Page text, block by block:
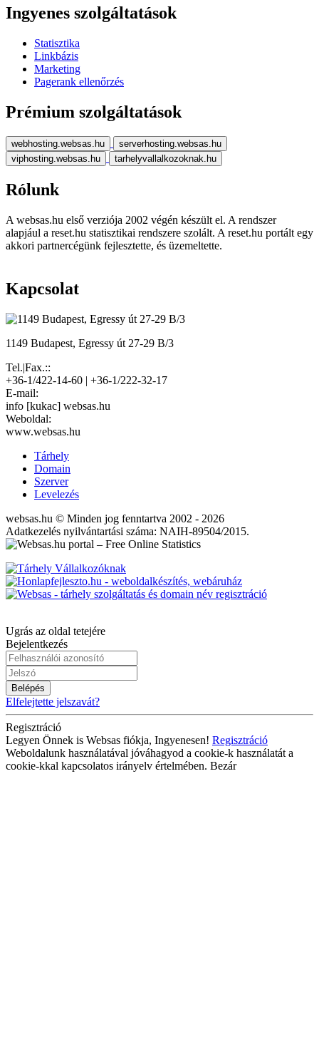
Ingyenes szolgáltatások
Statisztika
Linkbázis
Marketing
Pagerank ellenőrzés
Prémium szolgáltatások
webhosting.websas.hu
serverhosting.websas.hu
viphosting.websas.hu
tarhelyvallalkozoknak.hu
Rólunk
A websas.hu első verziója 2002 végén készült el. A rendszer
alapjául a reset.hu statisztikai rendszere szolált. A reset.hu portált egy
akkori partnercégünk fejlesztette, és üzemeltette.
Kapcsolat
1149 Budapest, Egressy út 27-29 B/3
Tel.|Fax.::
+36-1/422-14-60 | +36-1/222-32-17
E-mail:
info [kukac] websas.hu
Weboldal:
www.websas.hu
Tárhely
Domain
Szerver
Levelezés
websas.hu © Minden jog fenntartva 2002 - 2026
Adatkezelés nyilvántartási száma: NAIH-89504/2015.
Ugrás az oldal tetejére
Bejelentkezés
Belépés
Elfelejtette jelszavát?
Regisztráció
Legyen Önnek is Websas fiókja, Ingyenesen! Regisztráció
Weboldalunk használatával jóváhagyod a cookie-k használatát a
cookie-kkal kapcsolatos irányelv értelmében. Bezár